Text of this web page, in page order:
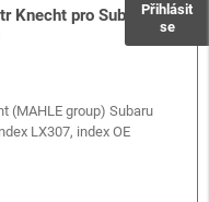
Přihlásit
se
Knecht pro Subaru /
(MAHLE group) Subaru
LX307, index OE